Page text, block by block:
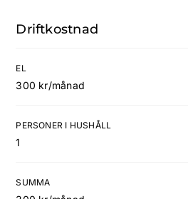
Driftkostnad
EL
300 kr/månad
PERSONER I HUSHÅLL
1
SUMMA